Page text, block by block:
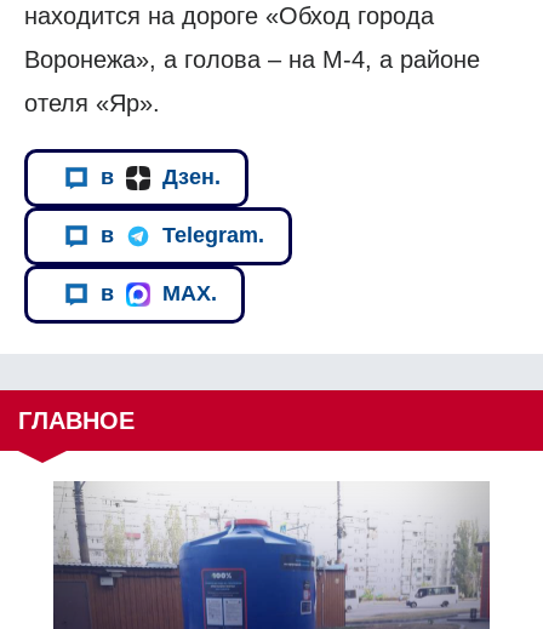
находится на дороге «Обход города
Воронежа», а голова – на М-4, а районе
отеля «Яр».
в Дзен.
в Telegram.
в MAX.
ГЛАВНОЕ